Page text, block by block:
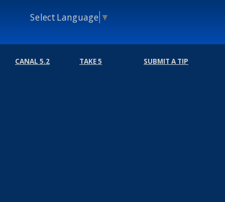
Select Language ▼
CANAL 5.2 TAKE 5 SUBMIT A TIP